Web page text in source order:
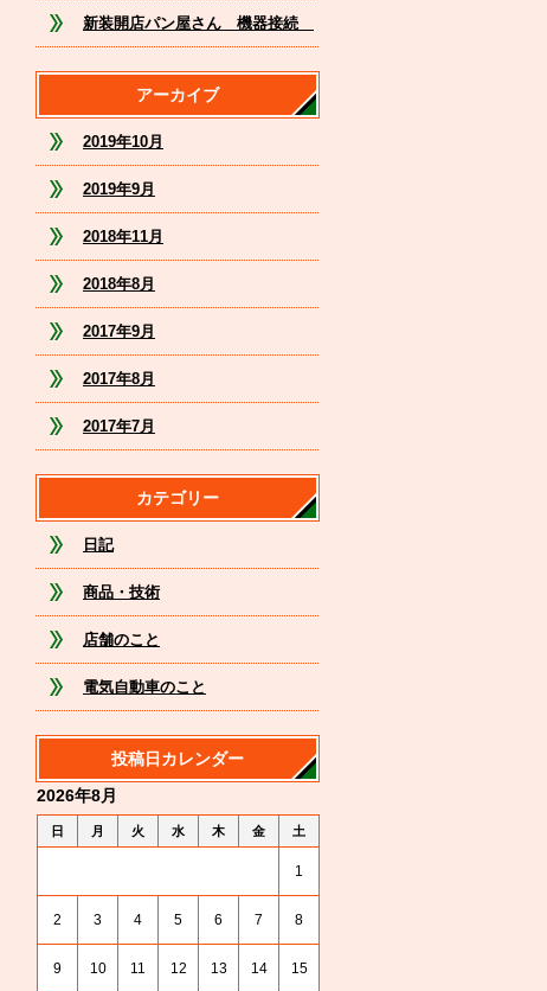
最終仕上げへ
新装開店パン屋さん 機器接続
電源どこから取りましょうか？
アーカイブ
2019年10月
2019年9月
2018年11月
2018年8月
2017年9月
2017年8月
2017年7月
カテゴリー
日記
商品・技術
店舗のこと
電気自動車のこと
投稿日カレンダー
2026年8月
日 月 火 水 木 金 土
1
2 3 4 5 6 7 8
9 10 11 12 13 14 15